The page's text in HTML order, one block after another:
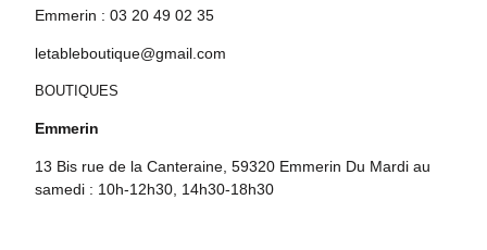
Emmerin : 03 20 49 02 35
letableboutique@gmail.com
BOUTIQUES
Emmerin
13 Bis rue de la Canteraine, 59320 Emmerin Du Mardi au
samedi : 10h-12h30, 14h30-18h30